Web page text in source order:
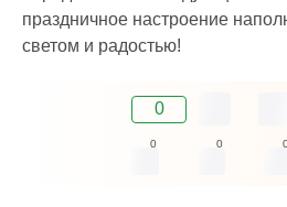
праздничное настроение
светом и радостью!
0
0 0